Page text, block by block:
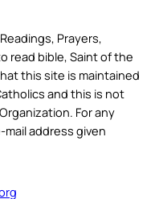
Prayers,
read bible, Saint of the
this site is maintained
and this is not
For any
address given